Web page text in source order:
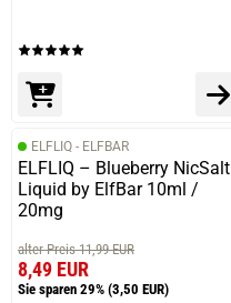
ELFLIQ - ELFBAR
ELFLIQ – Blueberry NicSalt
Liquid by ElfBar 10ml /
20mg
alter Preis 11,99 EUR
8,49 EUR
Sie sparen 29% (3,50 EUR)